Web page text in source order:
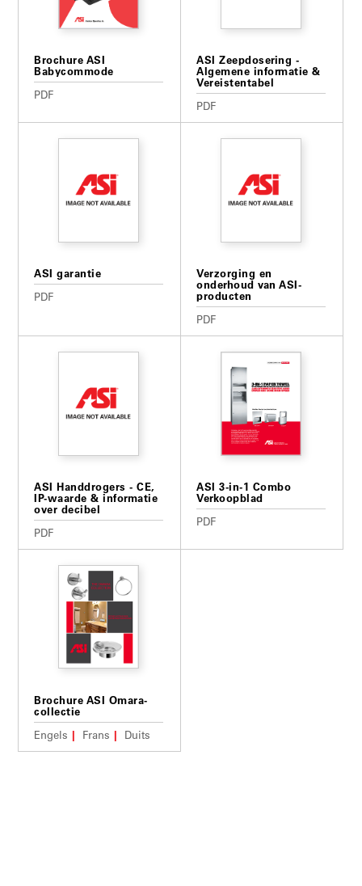
Brochure ASI
Babycommode
PDF
ASI Zeepdosering -
Algemene informatie &
Vereistentabel
PDF
ASI garantie
PDF
Verzorging en
onderhoud van ASI-
producten
PDF
ASI Handdrogers - CE,
IP-waarde & informatie
over decibel
PDF
ASI 3-in-1 Combo
Verkoopblad
PDF
Brochure ASI Omara-
collectie
Engels
Frans Duits